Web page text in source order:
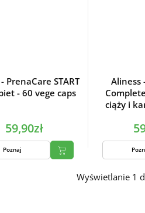
PrenaCare START
- 60 vege caps
59,90zł
Poznaj
Aliness
ciąży i
Wyświetlanie 1